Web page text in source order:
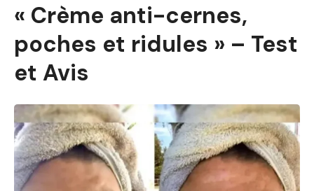
« Crème anti-cernes,
poches et ridules » – Test
et Avis